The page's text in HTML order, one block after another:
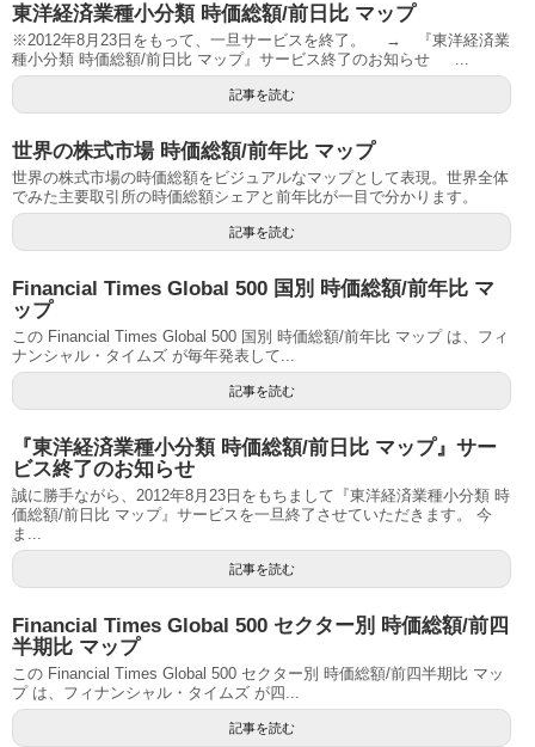
東洋経済業種小分類 時価総額/前日比 マップ
※2012年8月23日をもって、一旦サービスを終了。 → 『東洋経済業
種小分類 時価総額/前日比 マップ』サービス終了のお知らせ ...
記事を読む
世界の株式市場 時価総額/前年比 マップ
世界の株式市場の時価総額をビジュアルなマップとして表現。世界全体
でみた主要取引所の時価総額シェアと前年比が一目で分かります。
記事を読む
Financial Times Global 500 国別 時価総額/前年比 マ
ップ
この Financial Times Global 500 国別 時価総額/前年比 マップ は、フィ
ナンシャル・タイムズ が毎年発表して...
記事を読む
『東洋経済業種小分類 時価総額/前日比 マップ』サー
ビス終了のお知らせ
誠に勝手ながら、2012年8月23日をもちまして『東洋経済業種小分類 時
価総額/前日比 マップ』サービスを一旦終了させていただきます。 今
ま...
記事を読む
Financial Times Global 500 セクター別 時価総額/前四
半期比 マップ
この Financial Times Global 500 セクター別 時価総額/前四半期比 マッ
プ は、フィナンシャル・タイムズ が四...
記事を読む